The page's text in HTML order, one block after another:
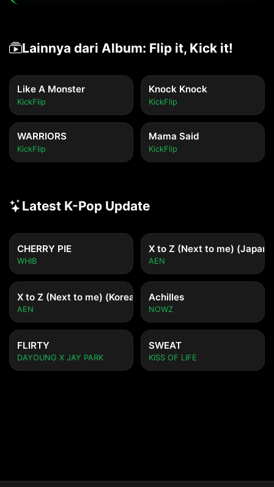
Lainnya dari Album: Flip it, Kick it!
Like A Monster
KickFlip
Knock Knock
KickFlip
WARRIORS
KickFlip
Mama Said
KickFlip
Latest K-Pop Update
CHERRY PIE
WHIB
X to Z (Next to me)
AEN
X to Z (Next to me) (Korean ver.)
AEN
Achilles
NOWZ
FLIRTY
DAYOUNG X JAY PARK
SWEAT
KISS OF LIFE